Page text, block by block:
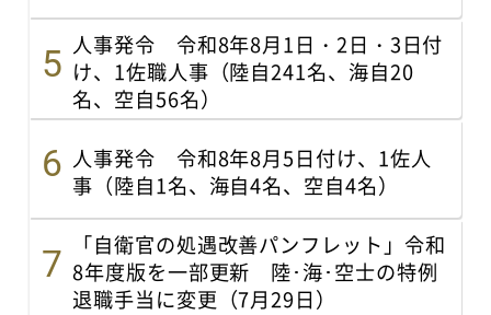
人事発令 令和8年8月1日・2日・3日付
け、1佐職人事（陸自241名、海自20
名、空自56名）
人事発令 令和8年8月5日付け、1佐人
事（陸自1名、海自4名、空自4名）
「自衛官の処遇改善パンフレット」令和
8年度版を一部更新 陸･海･空士の特例
退職手当に変更（7月29日）